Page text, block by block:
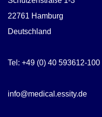
22761 Hamburg
Deutschland
Tel: +49 (0) 40 593612-100
info@medical.essity.de